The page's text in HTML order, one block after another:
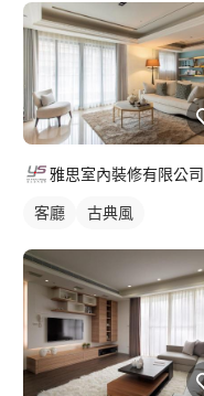
雅思室內裝修有限公司
客廳 古典風